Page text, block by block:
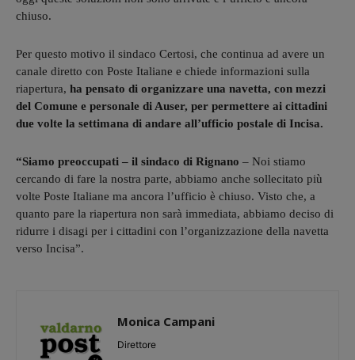
chiuso.
Per questo motivo il sindaco Certosi, che continua ad avere un
canale diretto con Poste Italiane e chiede informazioni sulla
riapertura, ha pensato di organizzare una navetta, con mezzi
del Comune e personale di Auser, per permettere ai cittadini
due volte la settimana di andare all’ufficio postale di Incisa.
“Siamo preoccupati – il sindaco di Rignano – Noi stiamo
cercando di fare la nostra parte, abbiamo anche sollecitato più
volte Poste Italiane ma ancora l’ufficio è chiuso. Visto che, a
quanto pare la riapertura non sarà immediata, abbiamo deciso di
ridurre i disagi per i cittadini con l’organizzazione della navetta
verso Incisa”.
Monica Campani
Direttore